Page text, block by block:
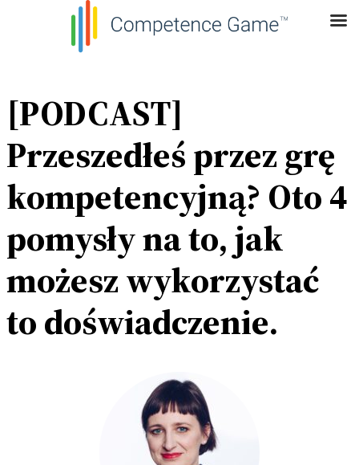
[PODCAST]
Przeszedłeś przez grę
kompetencyjną? Oto 4
pomysły na to, jak
możesz wykorzystać
to doświadczenie.